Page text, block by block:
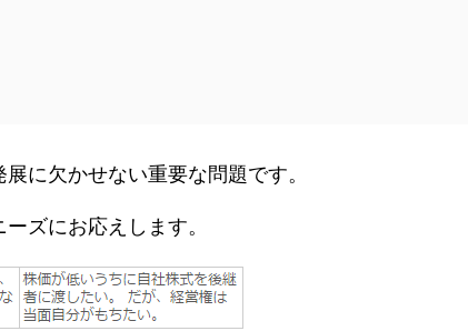
に欠かせない重要な問題です。
ズにお応えします。